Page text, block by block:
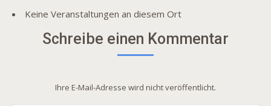
Keine Veranstaltungen an diesem Ort
Schreibe einen Kommentar
Ihre E-Mail-Adresse wird nicht veröffentlicht.